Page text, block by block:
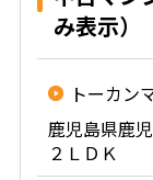
み表示）
トーカン
鹿児島県鹿
２ＬＤＫ